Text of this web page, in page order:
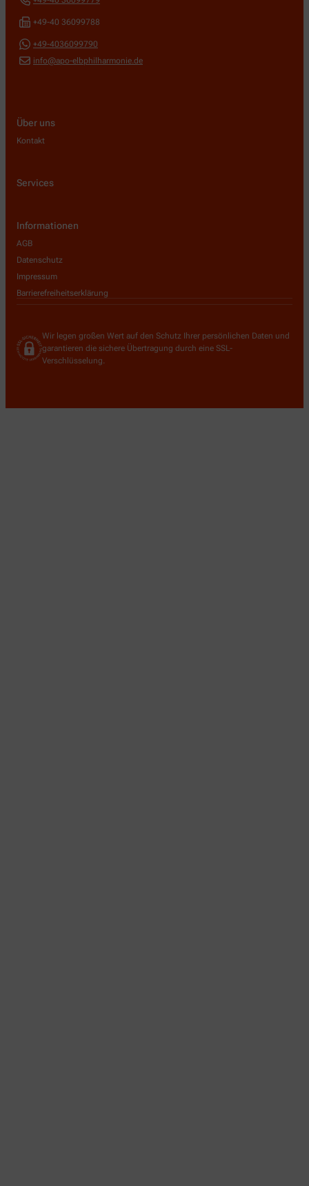
+49-40 36099788
+49-4036099790
info@apo-elbphilharmonie.de
Über uns
Kontakt
Services
Informationen
AGB
Datenschutz
Impressum
Barrierefreiheitserklärung
Wir legen großen Wert auf den Schutz Ihrer persönlichen Daten und
garantieren die sichere Übertragung durch eine SSL-
Verschlüsselung.